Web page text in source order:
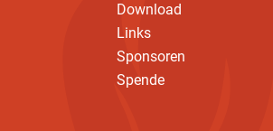
Download
Links
Sponsoren
Spende